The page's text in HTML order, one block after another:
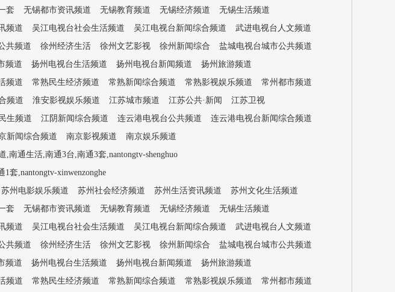
套 无锡都市资讯频道 无锡教育频道 无锡经济频道
无锡生活频道
频道 吴江电视台社会生活频道 吴江电视台新闻综合频道
武进电视台人文频道
共频道 徐州经济生活 徐州文艺影视 徐州新闻综合
盐城电视台城市公共频道
频道 扬州电视台生活频道 扬州电视台新闻频道
扬州旅游频道
频道 常熟民生经济频道 常熟新闻综合频道 常熟影视娱乐频道
常州都市频道
频道 淮安影视娱乐频道 江苏城市频道 江苏公共·新闻
江苏卫视
生频道 江阴新闻综合频道 连云港电视台公共频道
连云港电视台新闻综合频道
新闻综合频道 南京影视频道
南京娱乐频道
南通生活,南通3台,南通3套,nantongtv-shenghuo
,nantongtv-xinwenzonghe
苏州电影娱乐频道 苏州社会经济频道 苏州生活资讯频道
苏州文化生活频道
套 无锡都市资讯频道 无锡教育频道 无锡经济频道
无锡生活频道
频道 吴江电视台社会生活频道 吴江电视台新闻综合频道
武进电视台人文频道
共频道 徐州经济生活 徐州文艺影视 徐州新闻综合
盐城电视台城市公共频道
频道 扬州电视台生活频道 扬州电视台新闻频道
扬州旅游频道
频道 常熟民生经济频道 常熟新闻综合频道 常熟影视娱乐频道
常州都市频道